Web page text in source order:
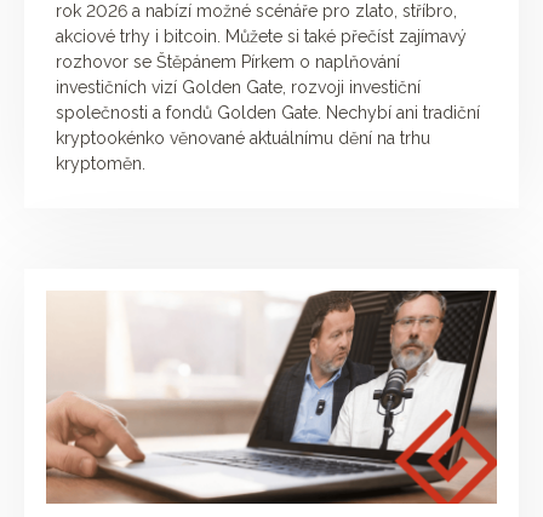
rok 2026 a nabízí možné scénáře pro zlato, stříbro,
akciové trhy i bitcoin. Můžete si také přečíst zajímavý
rozhovor se Štěpánem Pírkem o naplňování
investičních vizí Golden Gate, rozvoji investiční
společnosti a fondů Golden Gate. Nechybí ani tradiční
kryptookénko věnované aktuálnímu dění na trhu
kryptoměn.